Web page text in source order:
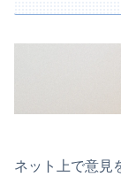
ネット上で意見